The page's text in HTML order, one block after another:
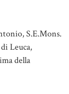
S.E.Mons.
Leuca,
della